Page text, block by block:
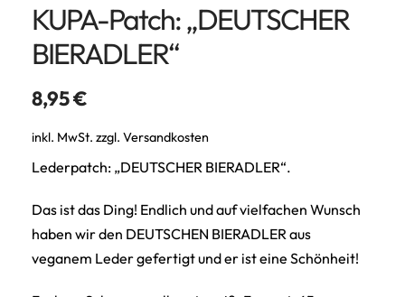
KUPA-Patch: „DEUTSCHER
BIERADLER“
8,95€
inkl. MwSt. zzgl. Versandkosten
Lederpatch: „DEUTSCHER BIERADLER“.
Das ist das Ding! Endlich und auf vielfachen Wunsch
haben wir den DEUTSCHEN BIERADLER aus
veganem Leder gefertigt und er ist eine Schönheit!